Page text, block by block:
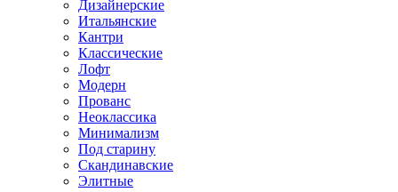
Дизайнерские
Итальянские
Кантри
Классические
Лофт
Модерн
Прованс
Неоклассика
Минимализм
Под старину
Скандинавские
Элитные